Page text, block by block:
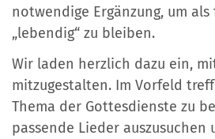
notwendige Ergänzung, um
„lebendig“ zu bleiben.
Wir laden herzlich dazu ein,
mitzugestalten. Im Vorfeld
Thema der Gottesdienste zu
passende Lieder auszusuchen